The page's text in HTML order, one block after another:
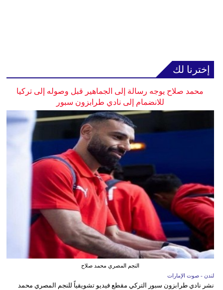
إخترنا لك
محمد صلاح يوجه رسالة إلى الجماهير قبل وصوله إلى تركيا
للانضمام إلى نادي طرابزون سبور
النجم المصري محمد صلاح
لندن - صوت الإمارات
نشر نادي طرابزون سبور التركي مقطع فيديو تشويقياً للنجم المصري محمد